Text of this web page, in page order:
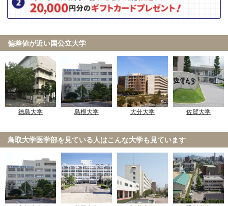
偏差値が近い国公立大学
徳島大学 島根大学 大分大学 佐賀大学
鳥取大学医学部を見ている人はこんな大学も見ています